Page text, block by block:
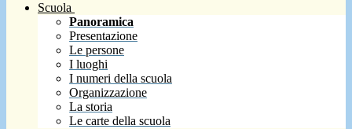
Scuola
Panoramica
Presentazione
Le persone
I luoghi
I numeri della scuola
Organizzazione
La storia
Le carte della scuola